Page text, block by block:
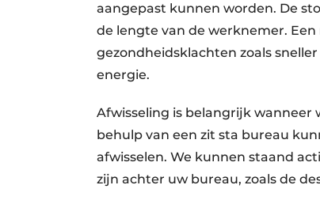
aangepast kunnen worden. De
de lengte van de werknemer.
gezondheidsklachten zoals
energie.
Afwisseling is belangrijk
behulp van een zit sta bureau
afwisselen. We kunnen staand
zijn achter uw bureau, zoals de